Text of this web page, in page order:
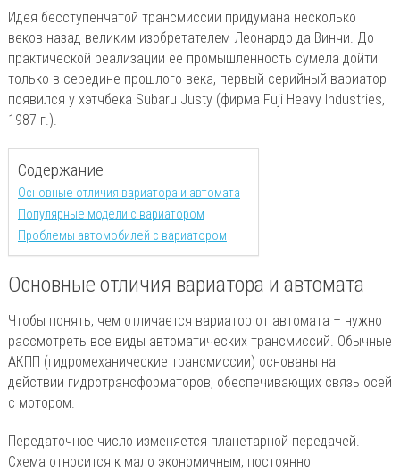
Идея бесступенчатой трансмиссии придумана несколько
веков назад великим изобретателем Леонардо да Винчи. До
практической реализации ее промышленность сумела дойти
только в середине прошлого века, первый серийный вариатор
появился у хэтчбека Subaru Justy (фирма Fuji Heavy Industries,
1987 г.).
Содержание
Основные отличия вариатора и автомата
Популярные модели с вариатором
Проблемы автомобилей с вариатором
Основные отличия вариатора и автомата
Чтобы понять, чем отличается вариатор от автомата – нужно
рассмотреть все виды автоматических трансмиссий. Обычные
АКПП (гидромеханические трансмиссии) основаны на
действии гидротрансформаторов, обеспечивающих связь осей
с мотором.
Передаточное число изменяется планетарной передачей.
Схема относится к мало экономичным, постоянно